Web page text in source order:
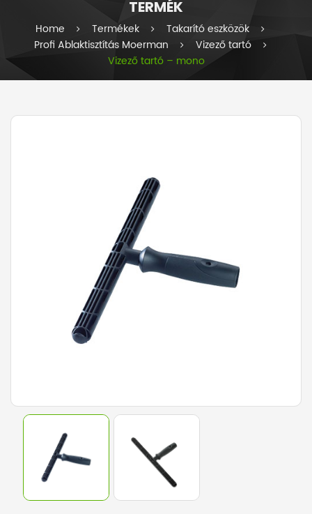
TERMÉK
Home Termékek
Takarító eszközök
Profi Ablaktisztítás Moerman
Vizező tartó
Vizező tartó – mono